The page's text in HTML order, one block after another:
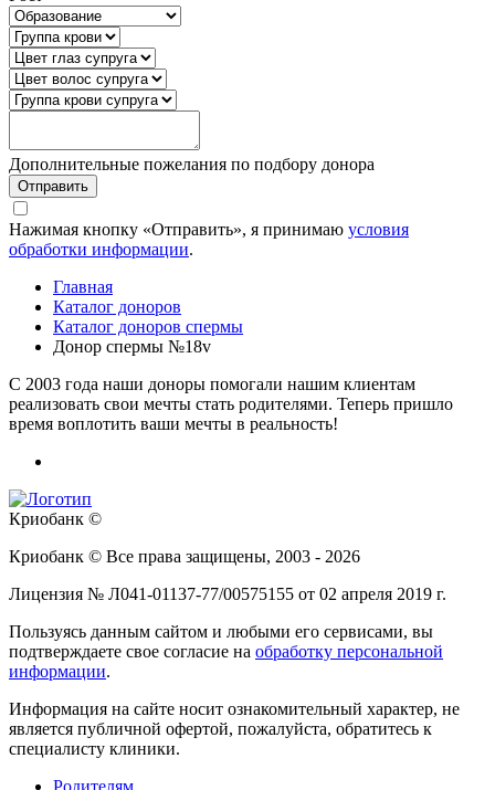
Дополнительные пожелания по подбору донора
Отправить
Нажимая кнопку «Отправить», я принимаю условия
обработки информации.
Главная
Каталог доноров
Каталог доноров спермы
Донор спермы №18v
C 2003 года наши доноры помогали нашим клиентам
реализовать свои мечты стать родителями. Теперь пришло
время воплотить ваши мечты в реальность!
Криобанк ©
Криобанк © Все права защищены, 2003 - 2026
Лицензия № Л041-01137-77/00575155 от 02 апреля 2019 г.
Пользуясь данным сайтом и любыми его сервисами, вы
подтверждаете свое согласие на обработку персональной
информации.
Информация на сайте носит ознакомительный характер, не
является публичной офертой, пожалуйста, обратитесь к
специалисту клиники.